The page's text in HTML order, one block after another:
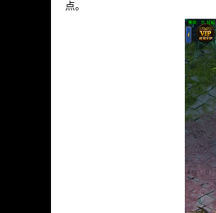
点。